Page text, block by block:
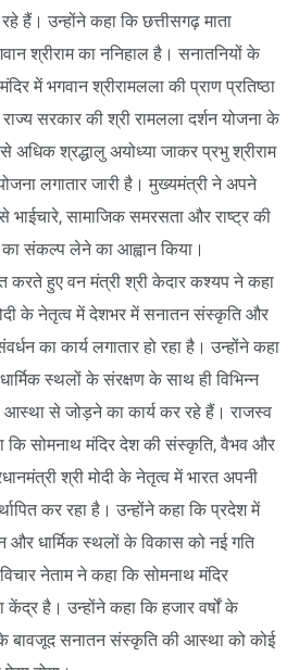
हैं। उन्होंने कहा कि छत्तीसगढ़ माता
श्रीराम का ननिहाल है। सनातनियों के
में भगवान श्रीरामलला की प्राण प्रतिष्ठा
सरकार की श्री रामलला दर्शन योजना के
श्रद्धालु अयोध्या जाकर प्रभु श्रीराम
लगातार जारी है। मुख्यमंत्री ने अपने
सामाजिक समरसता और राष्ट्र की
संकल्प लेने का आह्वान किया।
हुए वन मंत्री श्री केदार कश्यप ने कहा
के नेतृत्व में देशभर में सनातन संस्कृति और
का कार्य लगातार हो रहा है। उन्होंने कहा
स्थलों के संरक्षण के साथ ही विभिन्न
आस्था से जोड़ने का कार्य कर रहे हैं। राजस्व
कि सोमनाथ मंदिर देश की संस्कृति, वैभव और
श्री मोदी के नेतृत्व में भारत अपनी
कर रहा है। उन्होंने कहा कि प्रदेश में
धार्मिक स्थलों के विकास को नई गति
नेताम ने कहा कि सोमनाथ मंदिर
है। उन्होंने कहा कि हजार वर्षों के
बावजूद सनातन संस्कृति की आस्था को कोई